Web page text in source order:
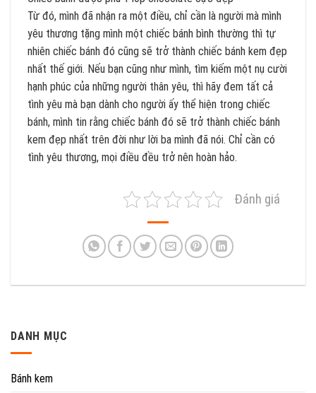
Từ đó, mình đã nhận ra một điều, chỉ cần là người mà mình
yêu thương tặng mình một chiếc bánh bình thường thì tự
nhiên chiếc bánh đó cũng sẽ trở thành chiếc bánh kem đẹp
nhất thế giới. Nếu bạn cũng như mình, tìm kiếm một nụ cười
hạnh phúc của những người thân yêu, thì hãy đem tất cả
tình yêu mà bạn dành cho người ấy thể hiện trong chiếc
bánh, mình tin rằng chiếc bánh đó sẽ trở thành chiếc bánh
kem đẹp nhất trên đời như lời ba mình đã nói. Chỉ cần có
tình yêu thương, mọi điều đều trở nên hoàn hảo.
Đánh giá
DANH MỤC
Bánh kem